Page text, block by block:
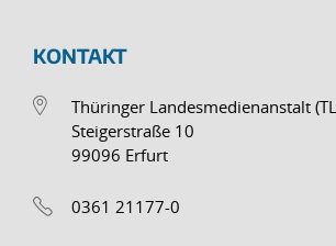
KONTAKT
Thüringer Landesmedienanstalt
Steigerstraße 10
99096 Erfurt
0361 21177-0